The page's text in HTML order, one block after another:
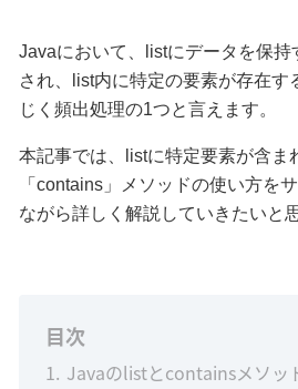
Javaにおいて、listにデータを保持
され、list内に特定の要素が存在す
じく頻出処理の1つと言えます。
本記事では、listに特定要素が含ま
「contains」メソッドの使い方を
ながら詳しく解説していきたいと
目次
1 Javaのlistとcontainsメソッ